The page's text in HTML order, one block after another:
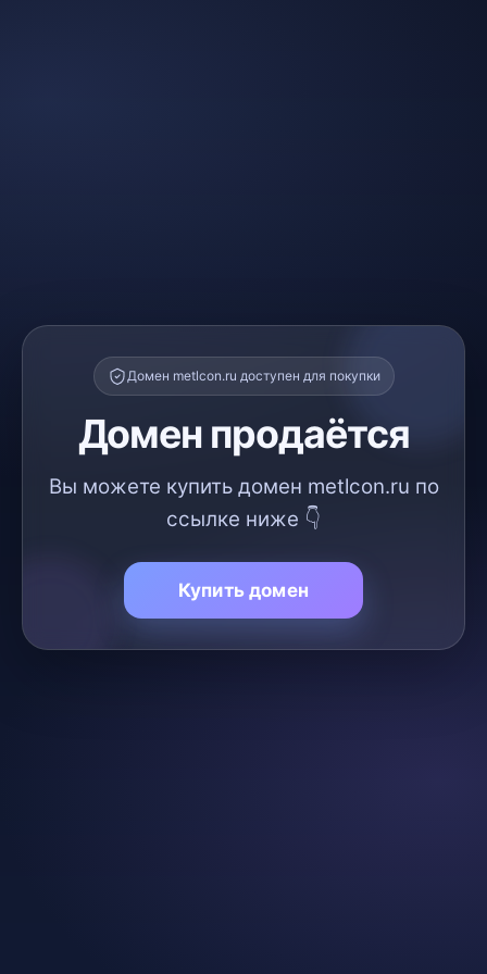
Домен metlcon.ru доступен для покупки
Домен продаётся
Вы можете купить домен metlcon.ru по
ссылке ниже 👇
Купить домен